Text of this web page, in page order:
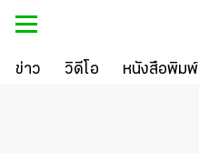
ข่าว วิดีโอ หนังสือพิมพ์